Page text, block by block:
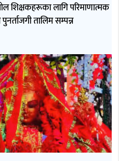
शिक्षकहरूका लागि परिमाणात्मक
पुनर्ताजगी तालिम सम्पन्न